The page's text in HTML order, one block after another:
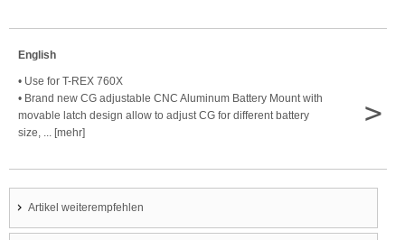
English
• Use for T-REX 760X
• Brand new CG adjustable CNC Aluminum Battery Mount with
movable latch design allow to adjust CG for different battery
size, ... [mehr]
>
Artikel weiterempfehlen